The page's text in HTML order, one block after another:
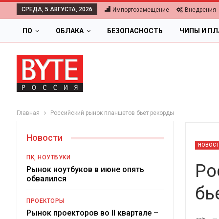
СРЕДА, 5 АВГУСТА, 2026 Импортозамещение Внедрения
ПО ОБЛАКА БЕЗОПАСНОСТЬ ЧИПЫ И
Главная Российский рынок планшетов бьет рекорды
Новости
ПК, НОУТБУКИ
Рынок ноутбуков в июне опять
обвалился
ПРОЕКТОРЫ
Рынок проекторов во II квартале –Цифровая экономика